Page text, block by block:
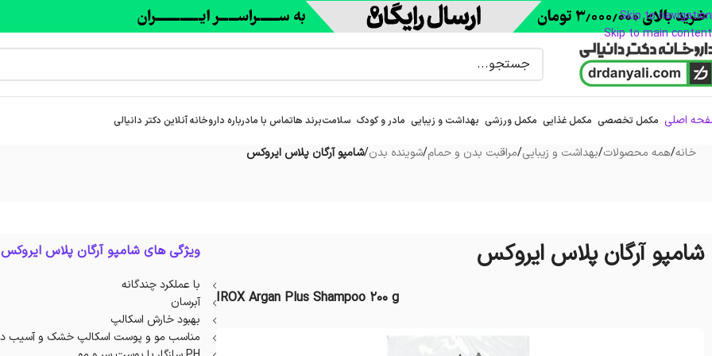
Skip to navigation
Skip to main content
اصلی مکمل تخصصی مکمل غذایی مکمل ورزشی بهداشت و زیبایی مادر و کودک سلامتبرند هاتماس با مادرباره‌ داروخانه آنلاین دکتر دانیالی
خانه/همه محصولات/بهداشت و زیبایی/مراقبت بدن و حمام/شوینده بدن/شامپو آرگان پلاس ایروکس
شامپو آرگان پلاس ایروکس
IROX Argan Plus Shampoo 200 g
ویژگی های شامپو آرگان پلاس
با عملکرد چندگانه
آبرسان
بهبود خارش اسکالپ
مناسب مو و پوست اسکالپ خشک و آسیب